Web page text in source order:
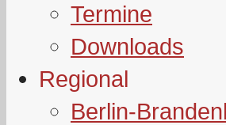
Termine
Downloads
Regional
Berlin-